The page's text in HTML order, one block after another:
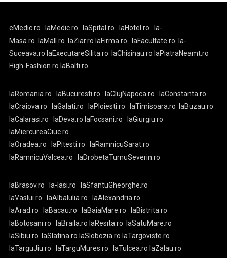
eMedic.ro laMedic.ro laSpital.ro laHotel.ro
la-
Masa.ro
laMall.ro laZiar.ro laFirma.ro laFacultate.ro
la-
Suceava.ro laExecutareSilita.ro laChisinau.ro laPiatraNeamt.ro
High-Fashion.ro laBalti.ro
laRomania.ro laBucuresti.ro laClujNapoca.ro
laConstanta.ro
laCraiova.ro
laGalati.ro laPloiesti.ro laTimisoara.ro
laBuzau.ro
laCalarasi.ro
laDeva.ro laFocsani.ro
laGiurgiu.ro
laMiercureaCiuc.ro
laOradea.ro
laPitesti.ro
laRamnicuSarat.ro
laRamnicuValcea.ro
laDrobetaTurnuSeverin.ro
laBrasov.ro la-Iasi.ro
laSfantuGheorghe.ro
laVaslui.ro
laAlbaIulia.ro
laAlexandria.ro
laArad.ro
laBacau.ro laBaiaMare.ro
laBistrita.ro
laBotosani.ro
laBraila.ro laResita.ro
laSatuMare.ro
laSibiu.ro
laSlatina.ro laSlobozia.ro laTargoviste.ro
laTarguJiu.ro
laTarguMures.ro laTulcea.ro laZalau.ro